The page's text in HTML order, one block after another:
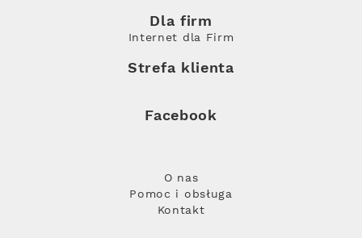
Dla firm
Internet dla Firm
Strefa klienta
Facebook
O nas
Pomoc i obsługa
Kontakt